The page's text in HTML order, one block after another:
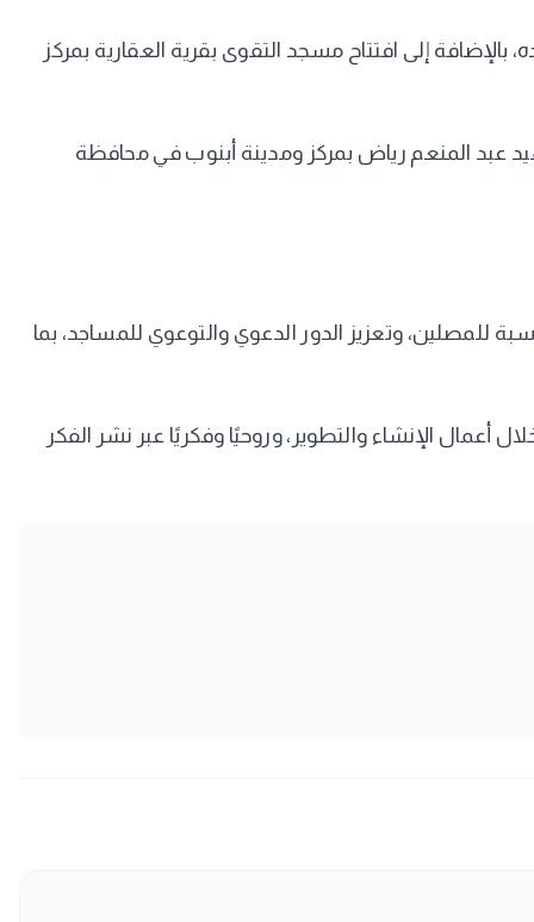
إلى افتتاح مسجد التقوى بقرية العقارية بمركز
عبد المنعم رياض بمركز ومدينة أبنوب في محافظة
للمصلين، وتعزيز الدور الدعوي والتوعوي للمساجد، بما
أعمال الإنشاء والتطوير، وروحيًا وفكريًا عبر نشر الفكر